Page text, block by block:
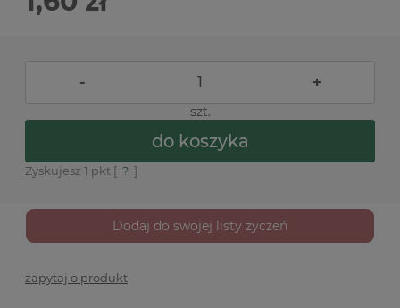
- +
szt.
do koszyka
Zyskujesz 1 pkt [ ? ]
Dodaj do swojej listy życzeń
zapytaj o produkt